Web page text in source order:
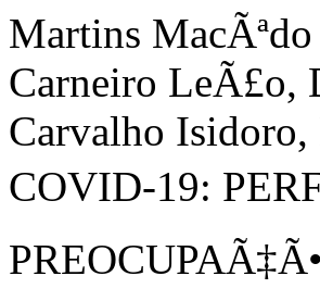
Martins
Carneiro LeÃ£o,
Carvalho
COVID-19: